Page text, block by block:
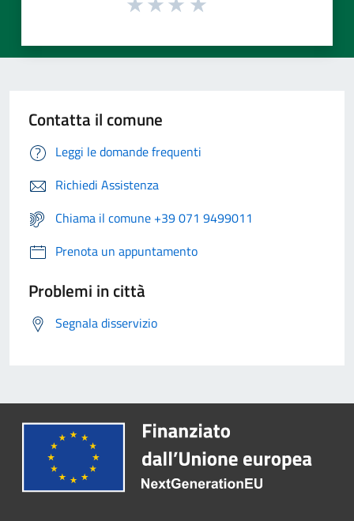
Contatta il comune
Leggi le domande frequenti
Richiedi Assistenza
Chiama il comune +39 071 9499011
Prenota un appuntamento
Problemi in città
Segnala disservizio